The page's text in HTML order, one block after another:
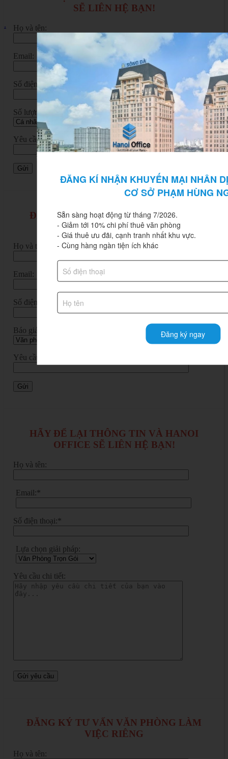
.
SẼ LIÊN HỆ BẠN!
Họ và tên:
Email:
Số điện thoại:*
Số lượng chỗ ngồi cần thuê:
Yêu cầu chi tiết:
ĐĂNG KÝ NHẬN BÁO GIÁ CHI TIẾT
NHẤT!
Họ và tên:
Email:
Số điện thoại:*
Báo giá dịch vụ:
Yêu cầu chi tiết:
HÃY ĐỂ LẠI THÔNG TIN VÀ HANOI
OFFICE SẼ LIÊN HỆ BẠN!
Họ và tên:
Email:*
Số điện thoại:*
Lựa chọn giải pháp:
Yêu cầu chi tiết:
ĐĂNG KÝ TƯ VẤN VĂN PHÒNG LÀM
VIỆC RIÊNG
Họ và tên:
ĐĂNG KÍ NHẬN KHUYẾN MẠI NHÂN
CƠ SỞ PHẠM HÙNG
Sẵn sàng hoạt động từ tháng 7/2026.
- Giảm tới 10% chi phí thuê văn phòng
- Giá thuê ưu đãi, cạnh tranh nhất khu vực.
- Cùng hàng ngàn tiện ích khác
Đăng ký ngay